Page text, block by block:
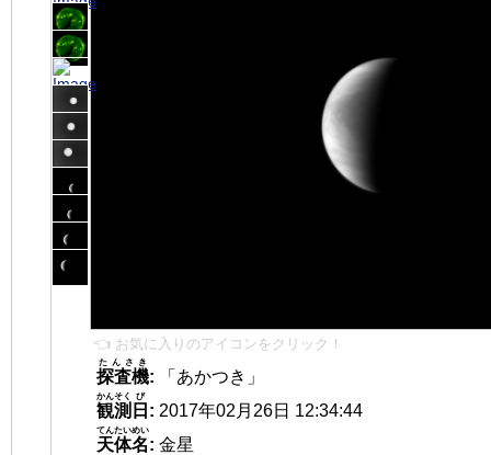
👈 お気に入りのアイコンをクリック！
探査機
たんさき
:
「あかつき」
観測
かんそく
日
び
: 2017年02月26日 12:34:44
天体名
てんたいめい
: 金星